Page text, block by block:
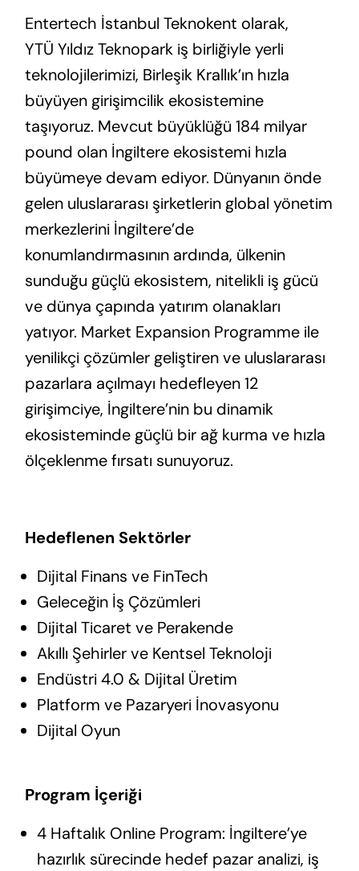
Entertech İstanbul Teknokent olarak,
YTÜ Yıldız Teknopark iş birliğiyle yerli
teknolojilerimizi, Birleşik Krallık’ın hızla
büyüyen girişimcilik ekosistemine
taşıyoruz. Mevcut büyüklüğü 184 milyar
pound olan İngiltere ekosistemi hızla
büyümeye devam ediyor. Dünyanın önde
gelen uluslararası şirketlerin global yönetim
merkezlerini İngiltere’de
konumlandırmasının ardında, ülkenin
sunduğu güçlü ekosistem, nitelikli iş gücü
ve dünya çapında yatırım olanakları
yatıyor. Market Expansion Programme ile
yenilikçi çözümler geliştiren ve uluslararası
pazarlara açılmayı hedefleyen 12
girişimciye, İngiltere’nin bu dinamik
ekosisteminde güçlü bir ağ kurma ve hızla
ölçeklenme fırsatı sunuyoruz.
Hedeflenen Sektörler
Dijital Finans ve FinTech
Geleceğin İş Çözümleri
Dijital Ticaret ve Perakende
Akıllı Şehirler ve Kentsel Teknoloji
Endüstri 4.0 & Dijital Üretim
Platform ve Pazaryeri İnovasyonu
Dijital Oyun
Program İçeriği
4 Haftalık Online Program: İngiltere’ye
hazırlık sürecinde hedef pazar analizi, iş